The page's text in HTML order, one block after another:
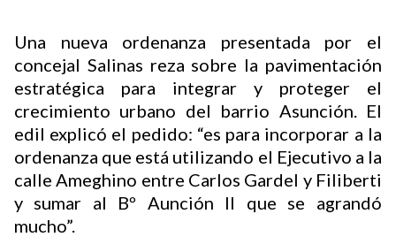
Una nueva ordenanza presentada por el
concejal Salinas reza sobre la pavimentación
estratégica para integrar y proteger el
crecimiento urbano del barrio Asunción. El
edil explicó el pedido: “es para incorporar a la
ordenanza que está utilizando el Ejecutivo a la
calle Ameghino entre Carlos Gardel y Filiberti
y sumar al Bº Aunción II que se agrandó
mucho”.